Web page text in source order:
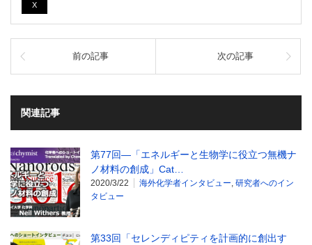
X
前の記事 次の記事
関連記事
第77回―「エネルギーと生物学に役立つ無機ナ
ノ材料の創成」Cat…
2020/3/22 海外化学者インタビュー, 研究者へのイン
タビュー
第33回「セレンディピティを計画的に創出す